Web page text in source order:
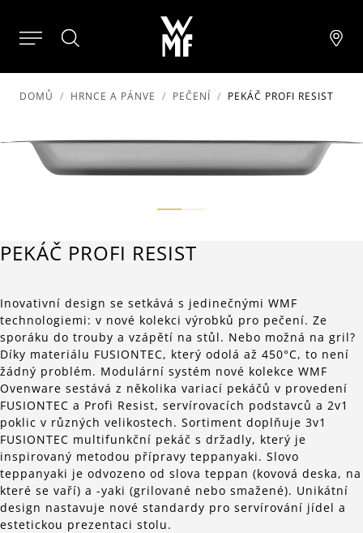
DOMŮ HRNCE A PÁNVE PEČENÍ PEKÁČ PROFI RESIST
PEKÁČ PROFI RESIST
Inovativní design se setkává s jedinečnými WMF
technologiemi: v nové kolekci výrobků pro pečení. Ze
sporáku do trouby a vzápětí na stůl. Nebo možná na gril?
Díky materiálu FUSIONTEC, který odolá až 450°C, to není
žádný problém. Modulární systém nové kolekce WMF
Ovenware sestává z několika variací pekáčů v provedení
FUSIONTEC a Profi Resist, servírovacích podstavců a 2v1
poklic v různých velikostech. Sortiment doplňuje 3v1
FUSIONTEC multifunkční pekáč s držadly, který je
inspirovaný metodou přípravy teppanyaki. Slovo
teppanyaki je odvozeno od slova teppan (kovová deska, na
které se vaří) a -yaki (grilované nebo smažené). Unikátní
design nastavuje nové standardy pro servírování jídel a
estetickou prezentaci stolu.